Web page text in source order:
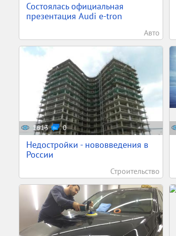
Состоялась официальная
презентация Audi e-tron
Авто
1613 0
Недостройки - нововведения в
России
Строительство